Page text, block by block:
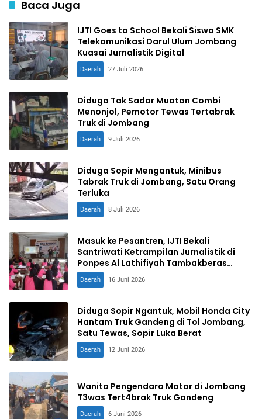
Baca Juga
IJTI Goes to School Bekali Siswa SMK
Telekomunikasi Darul Ulum Jombang
Kuasai Jurnalistik Digital
Daerah 27 Juli 2026
Diduga Tak Sadar Muatan Combi
Menonjol, Pemotor Tewas Tertabrak
Truk di Jombang
Daerah 9 Juli 2026
Diduga Sopir Mengantuk, Minibus
Tabrak Truk di Jombang, Satu Orang
Terluka
Daerah 8 Juli 2026
Masuk ke Pesantren, IJTI Bekali
Santriwati Ketrampilan Jurnalistik di
Ponpes Al Lathifiyah Tambakberas
Jombang
Daerah 16 Juni 2026
Diduga Sopir Ngantuk, Mobil Honda City
Hantam Truk Gandeng di Tol Jombang,
Satu Tewas, Sopir Luka Berat
Daerah 12 Juni 2026
Wanita Pengendara Motor di Jombang
T3was Tert4brak Truk Gandeng
Daerah 6 Juni 2026